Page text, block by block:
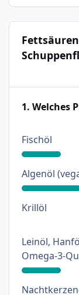
1. Welches
Fischöl: 18%
Algenöl
Krillöl: 0%
Leinöl,
Omega-3-